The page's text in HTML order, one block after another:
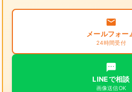
メールフォー
24時間受付
LINEで相談
画像送信OK